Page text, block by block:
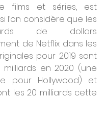
films et séries, est
l’on considère que les
de dollars
de Netflix dans les
pour 2019 sont
milliards en 2020 (une
pour Hollywood) et
les 20 milliards cette